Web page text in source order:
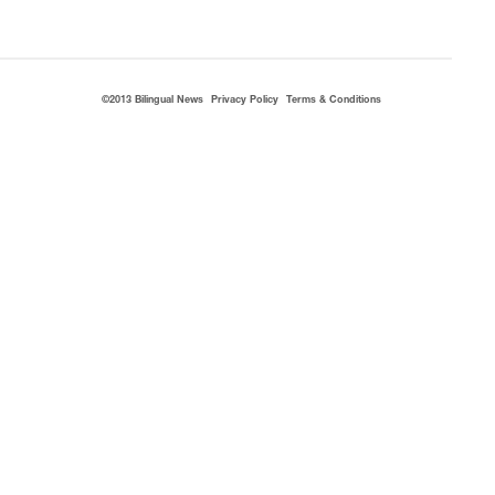
©2013 Bilingual News Privacy Policy Terms & Conditions